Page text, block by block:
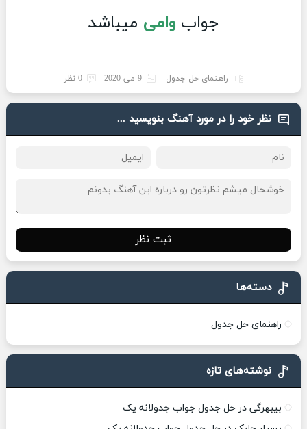
جواب وامی میباشد
راهنمای حل جدول 9 می 2020 0 نظر
نظر خود را در مورد آهنگ بنویسید ...
ثبت نظر
دسته‌ها
راهنمای حل جدول
نوشته‌های تازه
بیبهرگی در حل جدول جواب جدولانه یک